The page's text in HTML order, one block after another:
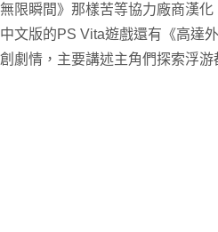
無限瞬間》那樣苦等協力廠商漢
文版的PS Vita遊戲還有《高達
劇情，主要講述主角們探索浮